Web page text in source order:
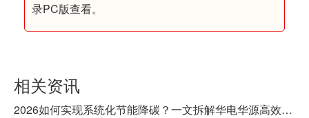
录PC版查看。
相关资讯
2026如何实现系统化节能降碳？一文拆解华电华源高效机房核心价值亮点